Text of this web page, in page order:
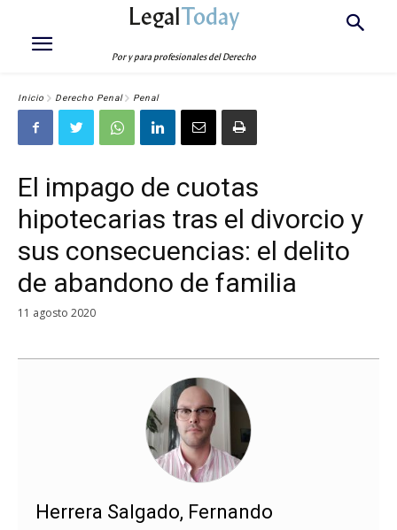
LegalToday
Por y para profesionales del Derecho
Inicio Derecho Penal Penal
El impago de cuotas
hipotecarias tras el divorcio y
sus consecuencias: el delito
de abandono de familia
11 agosto 2020
Herrera Salgado, Fernando